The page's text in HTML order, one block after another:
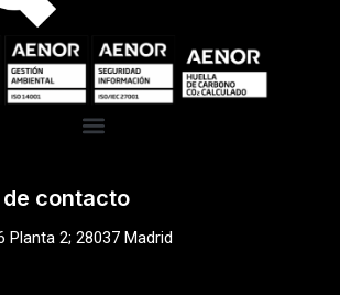
contacto
Planta 2; 28037 Madrid